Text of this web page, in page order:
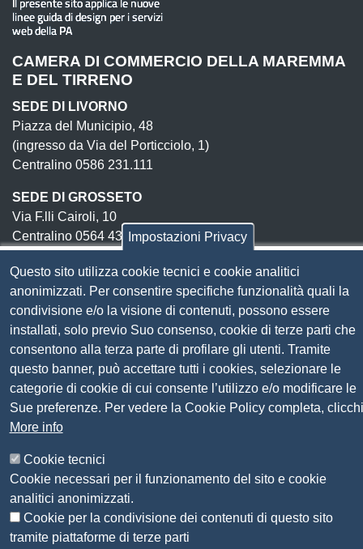
CAMERA DI COMMERCIO DELLA MAREMMA
E DEL TIRRENO
SEDE DI LIVORNO
Piazza del Municipio, 48
(ingresso da Via del Porticciolo, 1)
Centralino 0586 231.111
SEDE DI GROSSETO
Via F.lli Cairoli, 10
Centralino 0564 430.111
Codice fiscale e Partita Iva:
01838690491
Codice univoco fatturazione elettronica:UFN1JE
Seguici su
Sito web
Amministrazione trasparente
Mappa del sito
Privacy
Social Media Policy
Dichiarazione di accessibilità
Impostazioni Privacy
Questo sito utilizza cookie tecnici e cookie analitici
anonimizzati. Per consentire specifiche funzionalità quali la
condivisione e/o la visione di contenuti, possono essere
installati, solo previo Suo consenso, cookie di terze parti che
consentono alla terza parte di profilare gli utenti. Tramite
questo banner, può accettare tutti i cookies, selezionare le
categorie di cookie di cui consente l’utilizzo e/o modificare le
Sue preferenze. Per vedere la Cookie Policy completa, clicchi
More info
Cookie tecnici
Cookie necessari per il funzionamento del sito e cookie
analitici anonimizzati.
Cookie per la condivisione dei contenuti di questo sito
tramite piattaforme di terze parti